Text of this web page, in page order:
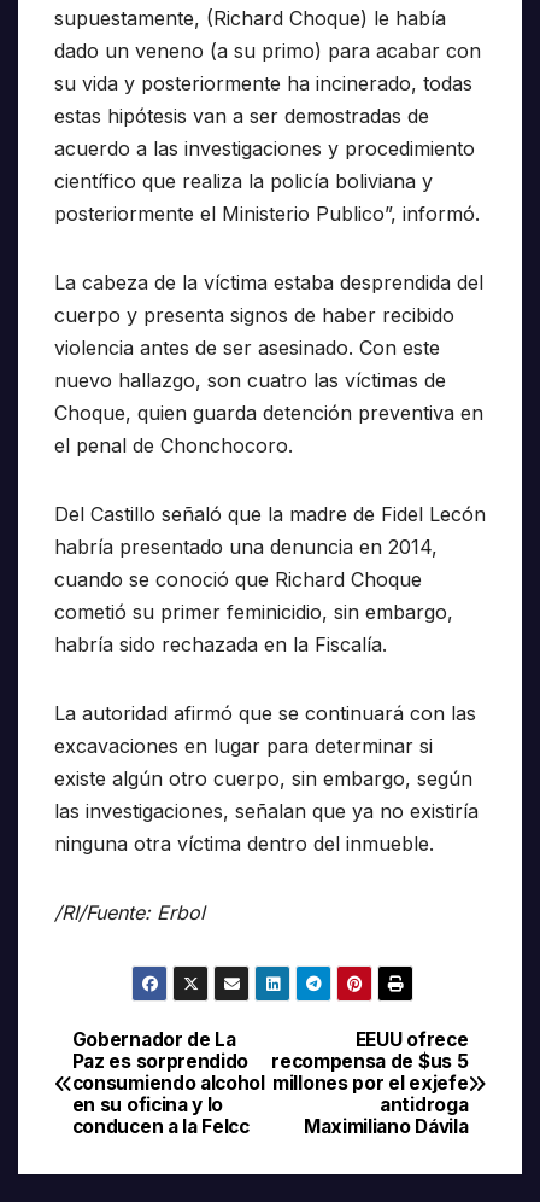
supuestamente, (Richard Choque) le había
dado un veneno (a su primo) para acabar con
su vida y posteriormente ha incinerado, todas
estas hipótesis van a ser demostradas de
acuerdo a las investigaciones y procedimiento
científico que realiza la policía boliviana y
posteriormente el Ministerio Publico”, informó.
La cabeza de la víctima estaba desprendida del
cuerpo y presenta signos de haber recibido
violencia antes de ser asesinado. Con este
nuevo hallazgo, son cuatro las víctimas de
Choque, quien guarda detención preventiva en
el penal de Chonchocoro.
Del Castillo señaló que la madre de Fidel Lecón
habría presentado una denuncia en 2014,
cuando se conoció que Richard Choque
cometió su primer feminicidio, sin embargo,
habría sido rechazada en la Fiscalía.
La autoridad afirmó que se continuará con las
excavaciones en lugar para determinar si
existe algún otro cuerpo, sin embargo, según
las investigaciones, señalan que ya no existiría
ninguna otra víctima dentro del inmueble.
/RI/Fuente: Erbol
Navegación
de
EEUU ofrece
recompensa de $us 5
millones por el exjefe
antidroga
Maximiliano Dávila
Gobernador de La
Paz es sorprendido
consumiendo alcohol
en su oficina y lo
conducen a la Felcc